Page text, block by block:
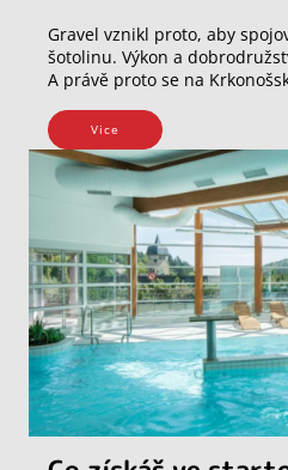
Gravel vznikl proto, aby
šotolinu. Výkon a
A právě proto se na
Vice